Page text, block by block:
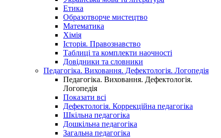
Етика
Образотворче мистецтво
Математика
Хімія
Історія. Правознавство
Таблиці та комплекти наочності
Довідники та словники
Педагогіка. Виховання. Дефектологія. Логопедія
Педагогіка. Виховання. Дефектологія.
Логопедія
Показати всі
Дефектологія. Коррекційна педагогіка
Шкільна педагогіка
Дошкільна педагогіка
Загальна педагогіка